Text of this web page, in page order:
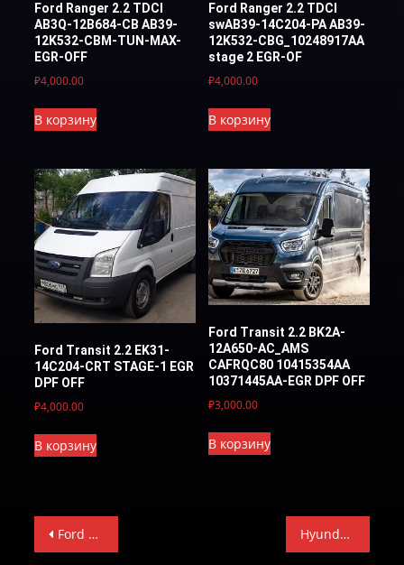
Ford Ranger 2.2 TDCI
AB3Q-12B684-CB AB39-
12K532-CBM-TUN-MAX-
EGR-OFF
₽4,000.00
В корзину
Ford Ranger 2.2 TDCI
swAB39-14C204-PA AB39-
12K532-CBG_10248917AA
stage 2 EGR-OF
₽4,000.00
В корзину
Ford Transit 2.2 EK31-
14C204-CRT STAGE-1 EGR
DPF OFF
₽4,000.00
В корзину
Ford Transit 2.2 BK2A-
12A650-AC_AMS
CAFRQC80 10415354AA
10371445AA-EGR DPF OFF
₽3,000.00
В корзину
Навигация
Ford Transit 2.2 EK31-14C204-CRT STAGE-1 EGR DPF OFF Hyundai Santa Fe 2.2 CRDi 040766-STAGE-1